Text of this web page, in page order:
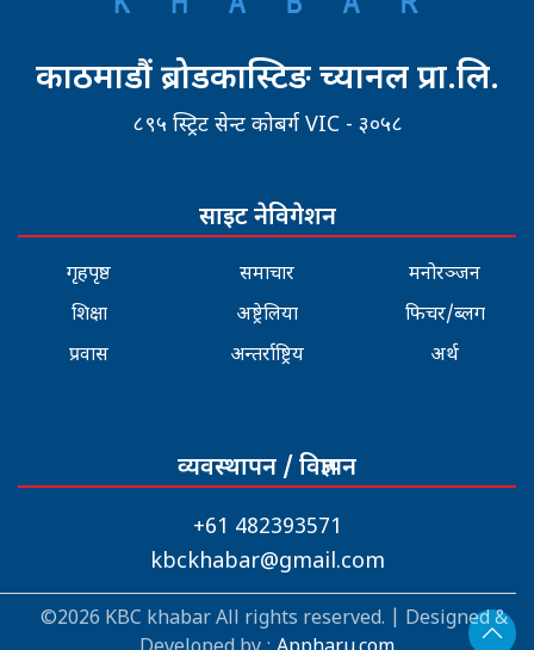
काठमाडौं ब्रोडकास्टिङ च्यानल प्रा.लि.
८९५ स्ट्रिट सेन्ट कोबर्ग VIC - ३०५८
साइट नेविगेशन
गृहपृष्ठ
शिक्षा
प्रवास
समाचार
अष्ट्रेलिया
अन्तर्राष्ट्रिय
मनोरञ्जन
फिचर/ब्लग
अर्थ
व्यवस्थापन / विज्ञापन
+61 482393571
kbckhabar@gmail.com
©2026 KBC khabar All rights reserved. | Designed &